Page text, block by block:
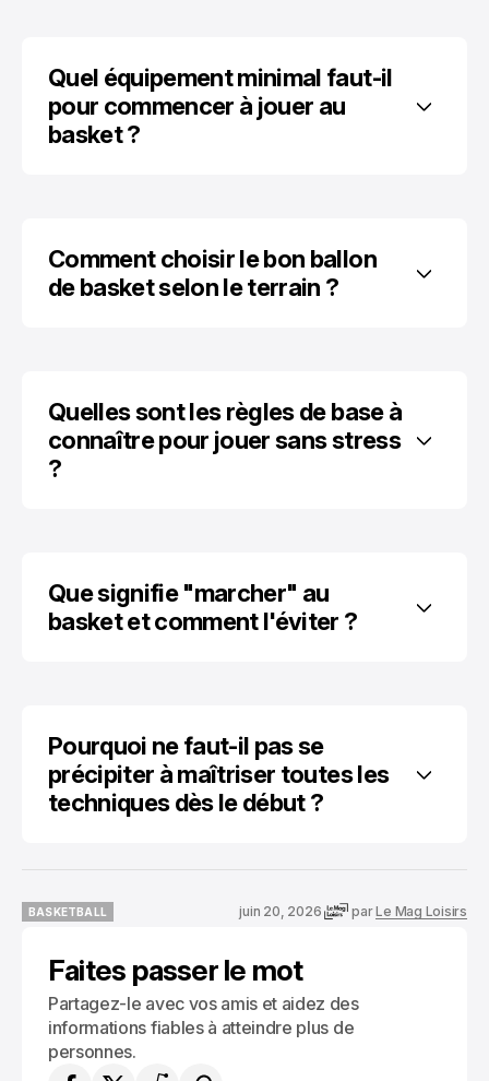
Quel équipement minimal faut-il
pour commencer à jouer au
basket ?
Comment choisir le bon ballon
de basket selon le terrain ?
Quelles sont les règles de base à
connaître pour jouer sans stress
?
Que signifie "marcher" au
basket et comment l'éviter ?
Pourquoi ne faut-il pas se
précipiter à maîtriser toutes les
techniques dès le début ?
BASKETBALL
juin 20, 2026 parLe Mag Loisirs
Faites passer le mot
Partagez-le avec vos amis et aidez des
informations fiables à atteindre plus de
personnes.